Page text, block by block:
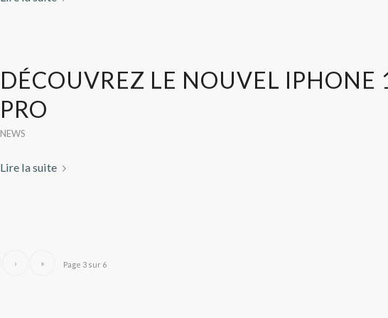
DÉCOUVREZ LE NOUVEL IPHONE
PRO
NEWS
Lire la suite
Page 3 sur 6
› »